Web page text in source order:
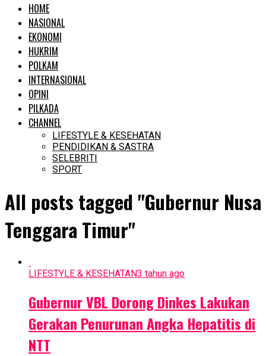
HOME
NASIONAL
EKONOMI
HUKRIM
POLKAM
INTERNASIONAL
OPINI
PILKADA
CHANNEL
LIFESTYLE & KESEHATAN
PENDIDIKAN & SASTRA
SELEBRITI
SPORT
All posts tagged "Gubernur Nusa
Tenggara Timur"
LIFESTYLE & KESEHATAN3 tahun ago
Gubernur VBL Dorong Dinkes Lakukan
Gerakan Penurunan Angka Hepatitis di
NTT